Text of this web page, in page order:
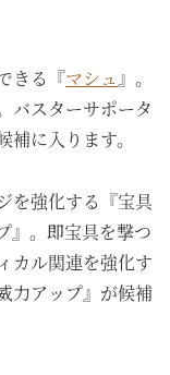
きる『マシュ』。
バスターサポータ
補に入ります。
を強化する『宝具
』。即宝具を撃つ
カル関連を強化す
力アップ』が候補